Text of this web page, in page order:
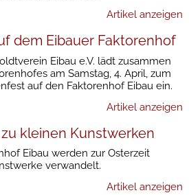
Artikel anzeigen
dem Eibauer Faktorenhof
Eibau e.V. lädt zusammen
am Samstag, 4. April, zum
auf den Faktorenhof Eibau ein.
Artikel anzeigen
kleinen Kunstwerken
Eibau werden zur Osterzeit
verwandelt.
Artikel anzeigen